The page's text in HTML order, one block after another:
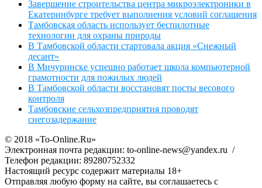
Завершение строительства центра микроэлектроники в
Екатеринбурге требует выполнения условий соглашения
Тамбовская область использует беспилотные
технологии для охраны природы
В Тамбовской области стартовала акция «Снежный
десант»
В Мичуринске успешно работает школа компьютерной
грамотности для пожилых людей
В Тамбовской области восстановят посты весового
контроля
Тамбовские сельхозпредприятия проводят
снегозадержание
© 2018 «To-Online.Ru»
Электронная почта редакции: to-online-news@yandex.ru /
Телефон редакции: 89280752332
Настоящий ресурс содержит материалы 18+
Отправляя любую форму на сайте, вы соглашаетесь с